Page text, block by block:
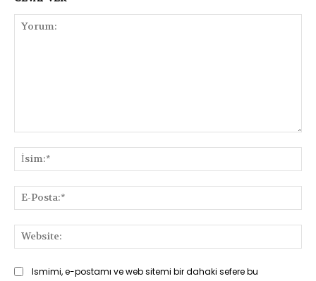
Ismimi, e-postamı ve web sitemi bir dahaki sefere bu